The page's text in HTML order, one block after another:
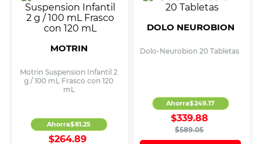
MOTRIN
Motrin Suspension Infantil 2
g / 100 mL Frasco con 120
mL
$264.89
Ahorra$81.25
DOLO NEUROBION
Dolo-Neurobion 20 Tabletas
$589.05
$339.88
Ahorra$249.17